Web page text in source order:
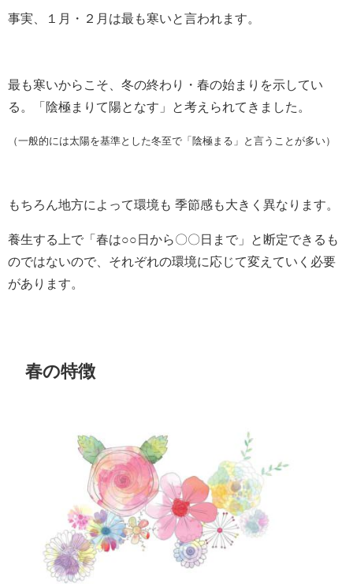
事実、１月・２月は最も寒いと言われます。
最も寒いからこそ、冬の終わり・春の始まりを示してい
る。「陰極まりて陽となす」と考えられてきました。
（一般的には太陽を基準とした冬至で「陰極まる」と言うことが多い）
もちろん地方によって環境も 季節感も大きく異なります。
養生する上で「春は○○日から〇〇日まで」と断定できるも
のではないので、それぞれの環境に応じて変えていく必要
があります。
春の特徴